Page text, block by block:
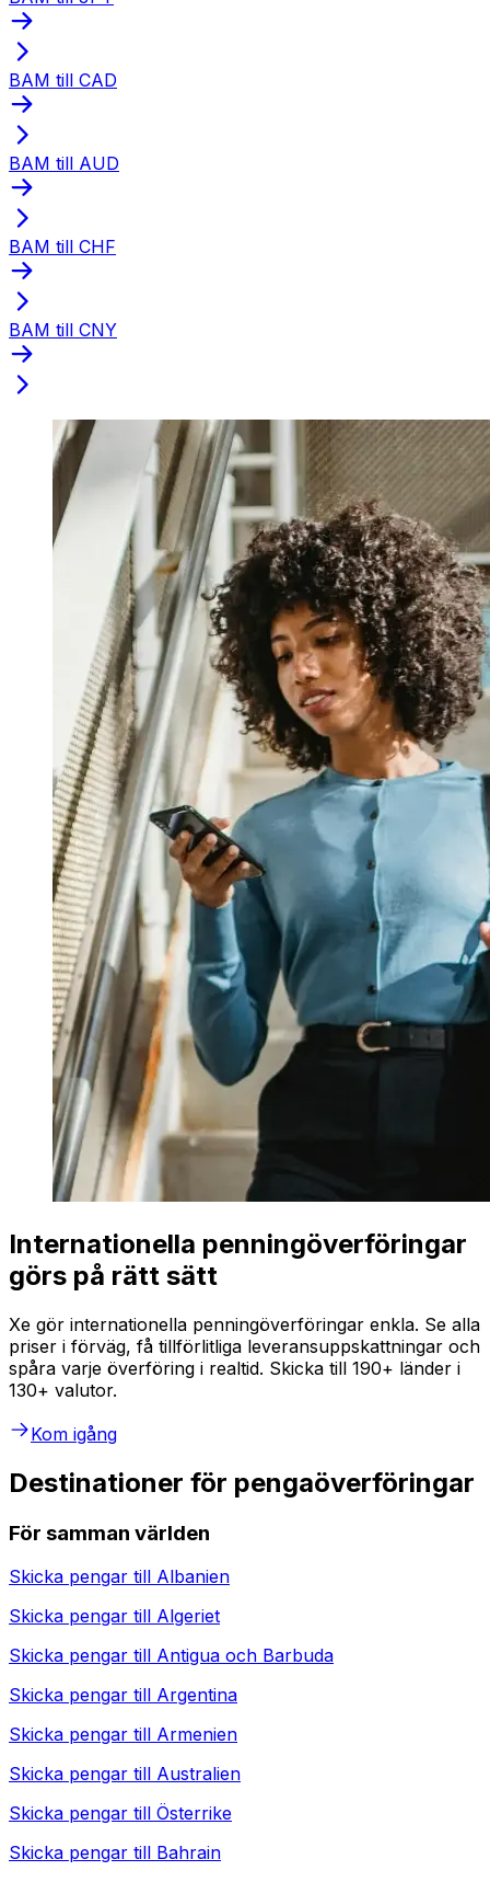
BAM till CAD
BAM till AUD
BAM till CHF
BAM till CNY
Internationella penningöverföringar
görs på rätt sätt
Xe gör internationella penningöverföringar enkla. Se alla
priser i förväg, få tillförlitliga leveransuppskattningar och
spåra varje överföring i realtid. Skicka till 190+ länder i
130+ valutor.
Kom igång
Destinationer för pengaöverföringar
För samman världen
Skicka pengar till Albanien
Skicka pengar till Algeriet
Skicka pengar till Antigua och Barbuda
Skicka pengar till Argentina
Skicka pengar till Armenien
Skicka pengar till Australien
Skicka pengar till Österrike
Skicka pengar till Bahrain